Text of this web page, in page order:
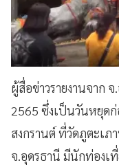
ผู้สื่อข่าวรายงานจาก
2565 ซึ่งเป็นวันหยุด
สงกรานต์ ที่วัดภูตะเภ
จ.อุดรธานี มีนักท่องเ